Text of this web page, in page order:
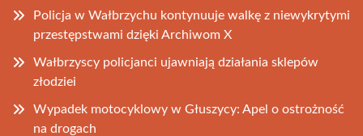
Policja w Wałbrzychu kontynuuje walkę z niewykrytymi
przestępstwami dzięki Archiwom X
Wałbrzyscy policjanci ujawniają działania sklepów
złodziei
Wypadek motocyklowy w Głuszycy: Apel o ostrożność
na drogach